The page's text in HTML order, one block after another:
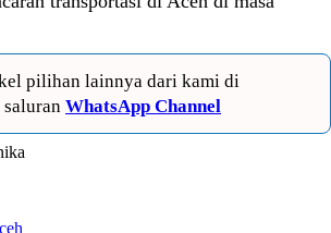
pilihan lainnya dari kami di
saluran WhatsApp Channel